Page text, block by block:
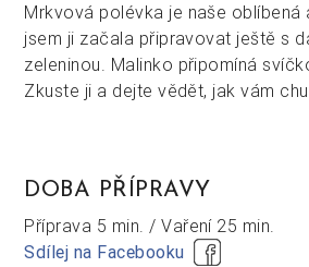
Mrkvová polévka je naše oblíbená
jsem ji začala připravovat ještě s
zeleninou. Malinko připomíná
Zkuste ji a dejte vědět, jak vám
DOBA PŘÍPRAVY
Příprava 5 min. /Vaření 25 min.
Sdílej na Facebooku